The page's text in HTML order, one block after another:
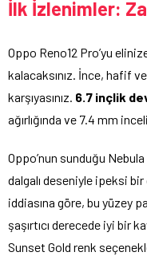
İlk İzlenimler:
Oppo Reno12 Pro’yu
kalacaksınız. İnce, hafif
karşıyasınız. 6.7 inçlik
ağırlığında ve 7.4 mm
Oppo’nun sunduğu
dalgalı deseniyle ipeksi
iddiasına göre, bu yüzey
şaşırtıcı derecede iyi bir
Sunset Gold renk